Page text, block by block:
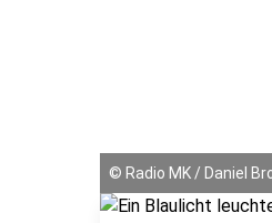
© Radio MK / Daniel